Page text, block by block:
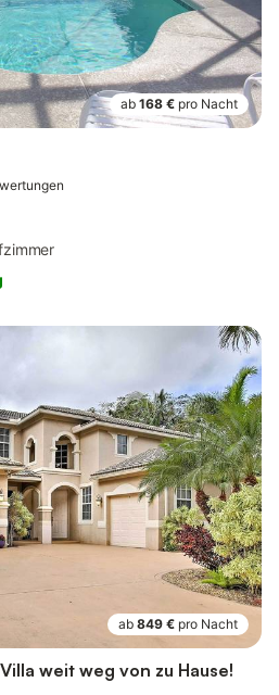
ab 168 € pro Nacht
ab 849 € pro Nacht
weit weg von zu Hause!